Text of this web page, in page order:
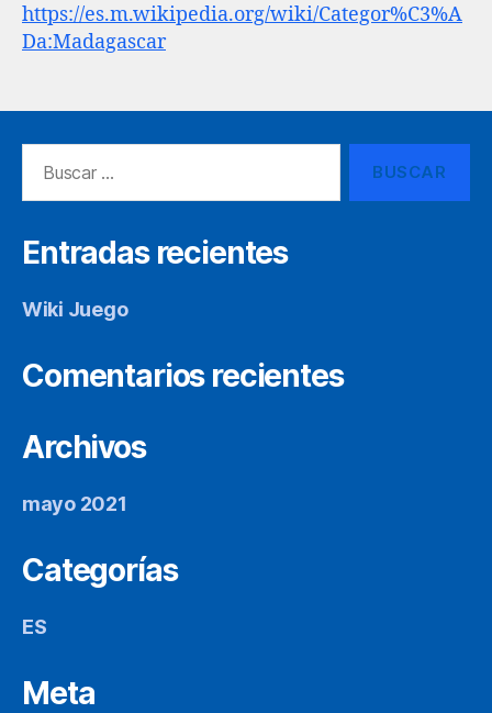
https://es.m.wikipedia.org/wiki/Categor%C3%A
Da:Madagascar
Entradas recientes
Wiki Juego
Comentarios recientes
Archivos
mayo 2021
Categorías
ES
Meta